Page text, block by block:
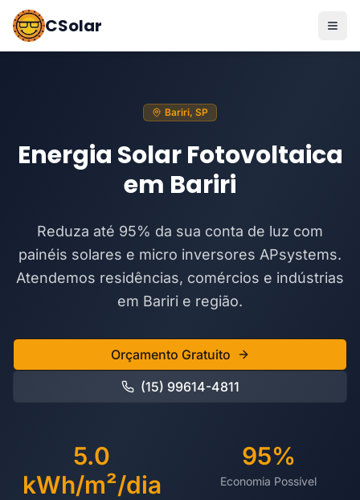
CSolar
Bariri, SP
Energia Solar Fotovoltaica
em Bariri
Reduza até 95% da sua conta de luz com
painéis solares e micro inversores APsystems.
Atendemos residências, comércios e indústrias
em Bariri e região.
Orçamento Gratuito
(15) 99614-4811
5.0
kWh/m²/dia
95%
Economia Possível